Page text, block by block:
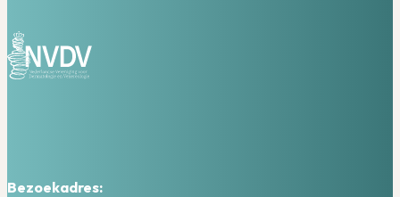
Bezoekadres: